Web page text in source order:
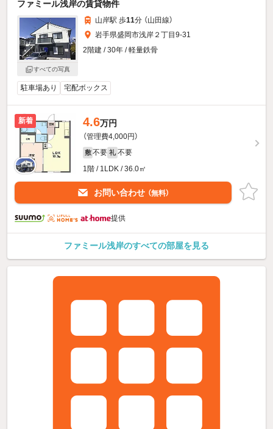
ファミール浅岸の賃貸物件
すべての写真
山岸駅 歩11分 （山田線）
岩手県盛岡市浅岸２丁目9-31
2階建 / 30年 / 軽量鉄骨
駐車場あり 宅配ボックス
新着 4.6万円
（管理費4,000円）
敷 不要 礼 不要
1階 / 1LDK / 36.0㎡
お問い合わせ （無料）
提供
ファミール浅岸のすべての部屋を見る